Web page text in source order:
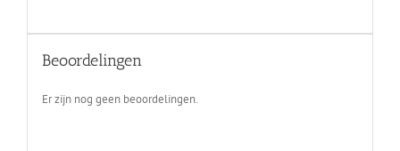
Beoordelingen
Er zijn nog geen beoordelingen.